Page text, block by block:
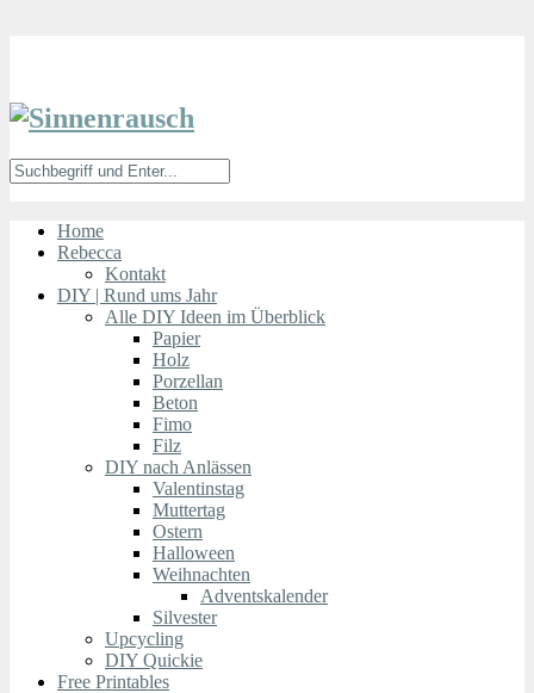
Home
Rebecca
Kontakt
DIY | Rund ums Jahr
Alle DIY Ideen im Überblick
Papier
Holz
Porzellan
Beton
Fimo
Filz
DIY nach Anlässen
Valentinstag
Muttertag
Ostern
Halloween
Weihnachten
Adventskalender
Silvester
Upcycling
DIY Quickie
Free Printables